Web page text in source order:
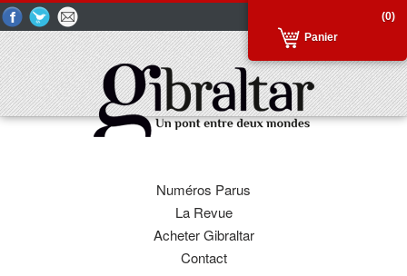
(0)
Panier
Numéros Parus
La Revue
Acheter Gibraltar
Contact